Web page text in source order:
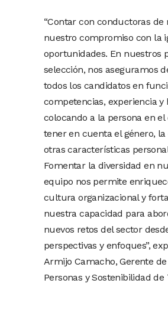
“Contar con conductoras
nuestro compromiso con la
oportunidades. En nuestros
selección, nos aseguramos
todos los candidatos en
competencias, experiencia y
colocando a la persona en el
tener en cuenta el género, la
otras características
Fomentar la diversidad en
equipo nos permite
cultura organizacional y
nuestra capacidad para
nuevos retos del sector
perspectivas y enfoques”,
Armijo Camacho, Gerente de
Personas y Sostenibilidad de